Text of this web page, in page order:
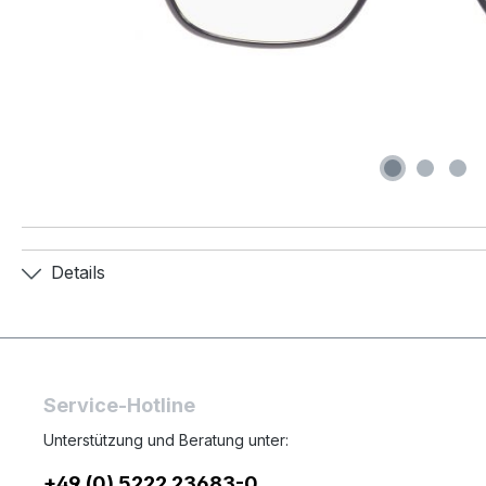
Details
Service-Hotline
Unterstützung und Beratung unter: